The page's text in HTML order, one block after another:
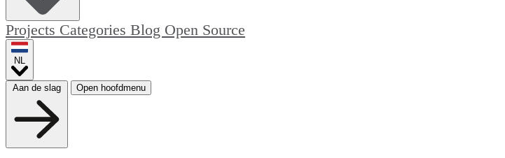
Projects Categories Blog Open Source
NL
Aan de slag Open hoofdmenu